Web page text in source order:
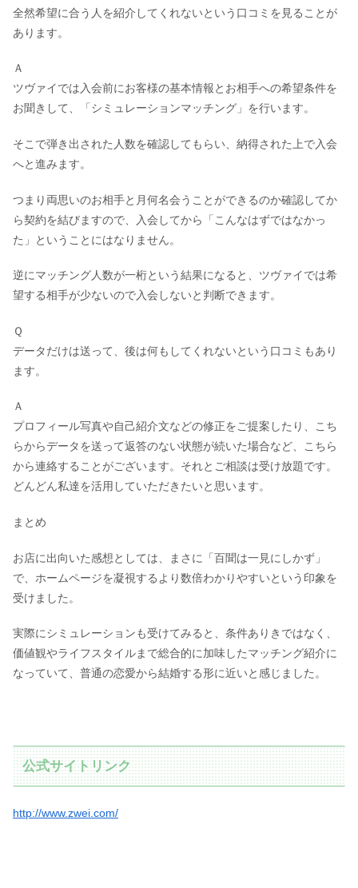
全然希望に合う人を紹介してくれないという口コミを見ることが
あります。
Ａ
ツヴァイでは入会前にお客様の基本情報とお相手への希望条件を
お聞きして、「シミュレーションマッチング」を行います。
そこで弾き出された人数を確認してもらい、納得された上で入会
へと進みます。
つまり両思いのお相手と月何名会うことができるのか確認してか
ら契約を結びますので、入会してから「こんなはずではなかっ
た」ということにはなりません。
逆にマッチング人数が一桁という結果になると、ツヴァイでは希
望する相手が少ないので入会しないと判断できます。
Ｑ
データだけは送って、後は何もしてくれないという口コミもあり
ます。
Ａ
プロフィール写真や自己紹介文などの修正をご提案したり、こち
らからデータを送って返答のない状態が続いた場合など、こちら
から連絡することがございます。それとご相談は受け放題です。
どんどん私達を活用していただきたいと思います。
まとめ
お店に出向いた感想としては、まさに「百聞は一見にしかず」
で、ホームページを凝視するより数倍わかりやすいという印象を
受けました。
実際にシミュレーションも受けてみると、条件ありきではなく、
価値観やライフスタイルまで総合的に加味したマッチング紹介に
なっていて、普通の恋愛から結婚する形に近いと感じました。
公式サイトリンク
http://www.zwei.com/